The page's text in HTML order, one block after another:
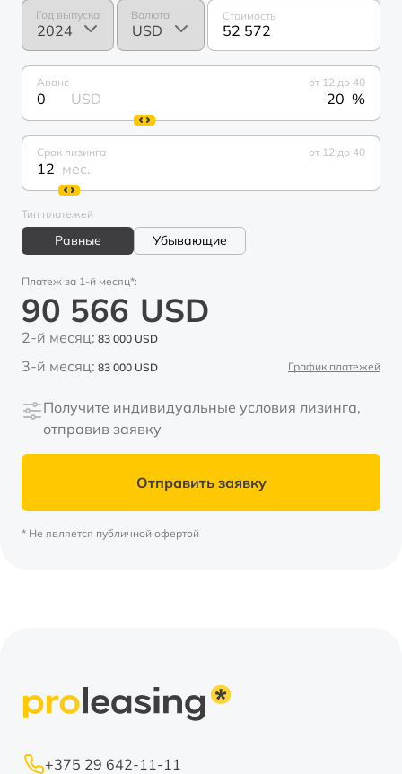
Год выпуска Валюта Стоимость
52 572
Аванс
0 USD
от 12 до 40
%
Срок лизинга
мес.
от 12 до 40
Тип платежей
Равные Убывающие
Платеж за 1-й месяц*:
90 566 USD
2-й месяц: 83 000 USD
3-й месяц: 83 000 USD График платежей
Получите индивидуальные условия лизинга,
отправив заявку
Отправить заявку
* Не является публичной офертой
+375 29 642-11-11